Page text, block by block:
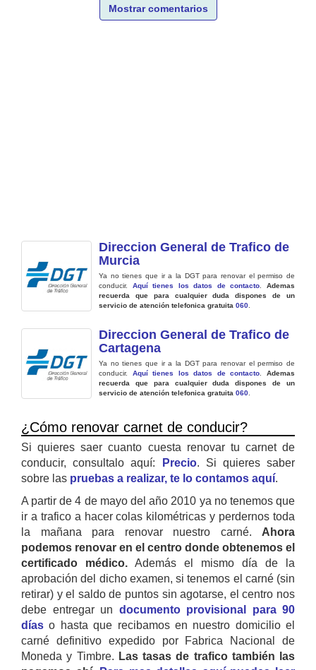
Mostrar comentarios
Direccion General de Trafico de
Murcia
Ya no tienes que ir a la DGT para renovar el permiso de
conducir. Aquí tienes los datos de contacto .Ademas
recuerda que para cualquier duda dispones de un
servicio de atención telefonica gratuita 060
Direccion General de Trafico de
Cartagena
Ya no tienes que ir a la DGT para renovar el permiso de
conducir. Aquí tienes los datos de contacto .Ademas
recuerda que para cualquier duda dispones de un
servicio de atención telefonica gratuita 060
¿Cómo renovar carnet de conducir?
Si quieres saer cuanto cuesta renovar tu carnet de
conducir, consultalo aquí:
Precio. Si quieres saber
sobre las pruebas a realizar, te lo contamos aquí.
A partir de 4 de mayo del año 2010 ya no tenemos que
ir a trafico a hacer colas kilométricas y perdernos toda
la mañana para renovar nuestro carné. Ahora
podemos renovar en el centro donde obtenemos el
certificado médico. Además el mismo día de la
aprobación del dicho examen, si tenemos el carné (sin
retirar) y el saldo de puntos sin agotarse, el centro nos
debe entregar un documento provisional para 90
días o hasta que recibamos en nuestro domicilio el
carné definitivo expedido por Fabrica Nacional de
Moneda y Timbre. Las tasas de trafico también las